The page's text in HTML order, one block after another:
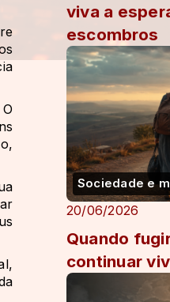
viva a
escombros
Sociedade e
20/06/2026
Quando
continuar